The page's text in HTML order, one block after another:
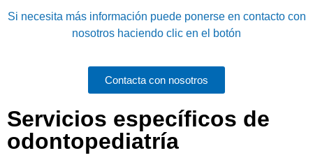
Si necesita más información puede ponerse en contacto con
nosotros haciendo clic en el botón
Contacta con nosotros
Servicios específicos de
odontopediatría